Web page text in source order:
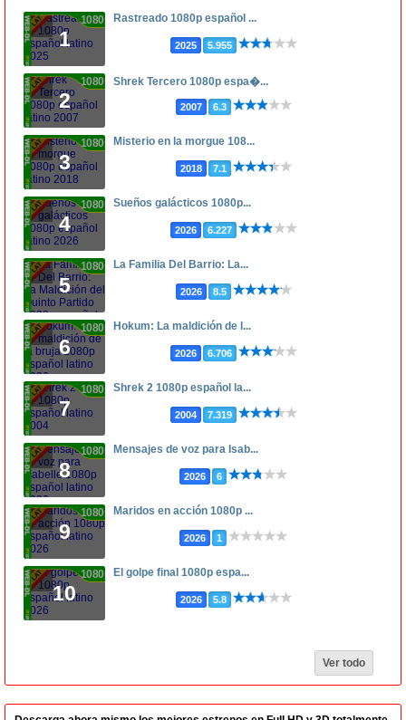
1
1080p Rastreado 1080p español ...
2025 5.955
2
1080p Shrek Tercero 1080p espa�...
2007 6.3
3
1080p Misterio en la morgue 108...
2018 7.1
4
1080p Sueños galácticos 1080p...
2026 6.227
5
1080p La Familia Del Barrio: La...
2026 8.5
6
1080p Hokum: La maldición de l...
2026 6.706
7
1080p Shrek 2 1080p español la...
2004 7.319
8
1080p Mensajes de voz para Isab...
2026 6
9
1080p Maridos en acción 1080p ...
2026 1
10
1080p El golpe final 1080p espa...
2026 5.8
Ver todo